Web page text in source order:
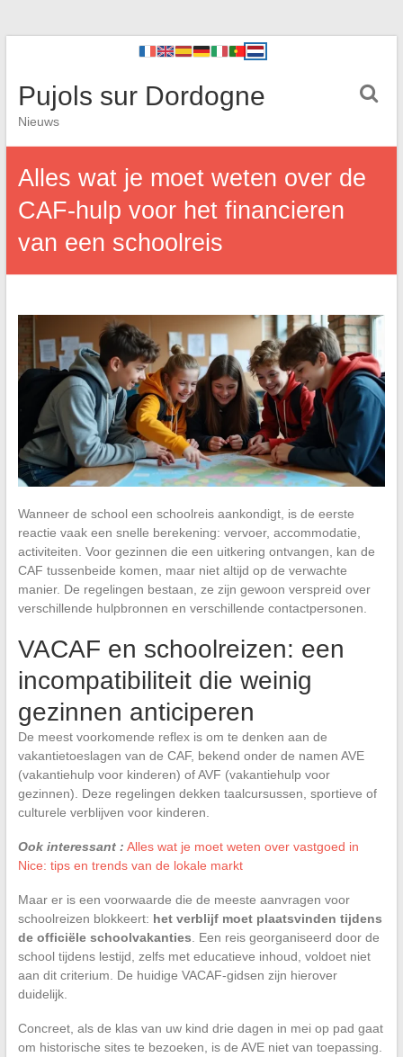
Pujols sur Dordogne
Nieuws
Alles wat je moet weten over de
CAF-hulp voor het financieren
van een schoolreis
Wanneer de school een schoolreis aankondigt, is de eerste
reactie vaak een snelle berekening: vervoer, accommodatie,
activiteiten. Voor gezinnen die een uitkering ontvangen, kan de
CAF tussenbeide komen, maar niet altijd op de verwachte
manier. De regelingen bestaan, ze zijn gewoon verspreid over
verschillende hulpbronnen en verschillende contactpersonen.
VACAF en schoolreizen: een
incompatibiliteit die weinig
gezinnen anticiperen
De meest voorkomende reflex is om te denken aan de
vakantietoeslagen van de CAF, bekend onder de namen AVE
(vakantiehulp voor kinderen) of AVF (vakantiehulp voor
gezinnen). Deze regelingen dekken taalcursussen, sportieve of
culturele verblijven voor kinderen.
Ook interessant : Alles wat je moet weten over vastgoed in
Nice: tips en trends van de lokale markt
Maar er is een voorwaarde die de meeste aanvragen voor
schoolreizen blokkeert: het verblijf moet plaatsvinden tijdens
de officiële schoolvakanties . Een reis georganiseerd door de
school tijdens lestijd, zelfs met educatieve inhoud, voldoet niet
aan dit criterium. De huidige VACAF-gidsen zijn hierover
duidelijk.
Concreet, als de klas van uw kind drie dagen in mei op pad gaat
om historische sites te bezoeken, is de AVE niet van toepassing.